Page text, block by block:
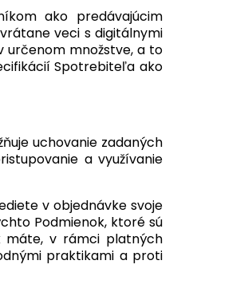
ako predávajúcim
veci s digitálnymi
určenom množstve, a to
Spotrebiteľa ako
uchovanie zadaných
a využívanie
v objednávke svoje
Podmienok, ktoré sú
máte, v rámci platných
praktikami a proti